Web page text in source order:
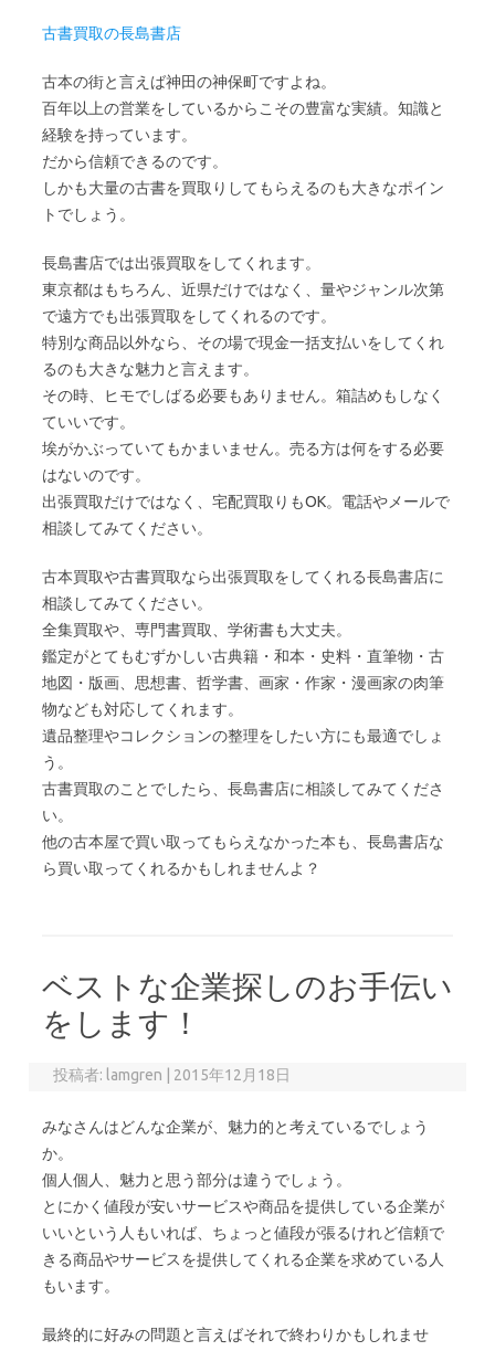
古書買取の長島書店
古本の街と言えば神田の神保町ですよね。
百年以上の営業をしているからこその豊富な実績。知識と
経験を持っています。
だから信頼できるのです。
しかも大量の古書を買取りしてもらえるのも大きなポイン
トでしょう。
長島書店では出張買取をしてくれます。
東京都はもちろん、近県だけではなく、量やジャンル次第
で遠方でも出張買取をしてくれるのです。
特別な商品以外なら、その場で現金一括支払いをしてくれ
るのも大きな魅力と言えます。
その時、ヒモでしばる必要もありません。箱詰めもしなく
ていいです。
埃がかぶっていてもかまいません。売る方は何をする必要
はないのです。
出張買取だけではなく、宅配買取りもOK。電話やメールで
相談してみてください。
古本買取や古書買取なら出張買取をしてくれる長島書店に
相談してみてください。
全集買取や、専門書買取、学術書も大丈夫。
鑑定がとてもむずかしい古典籍・和本・史料・直筆物・古
地図・版画、思想書、哲学書、画家・作家・漫画家の肉筆
物なども対応してくれます。
遺品整理やコレクションの整理をしたい方にも最適でしょ
う。
古書買取のことでしたら、長島書店に相談してみてくださ
い。
他の古本屋で買い取ってもらえなかった本も、長島書店な
ら買い取ってくれるかもしれませんよ？
ベストな企業探しのお手伝い
をします！
投稿者: lamgren 2015年12月18日
みなさんはどんな企業が、魅力的と考えているでしょう
か。
個人個人、魅力と思う部分は違うでしょう。
とにかく値段が安いサービスや商品を提供している企業が
いいという人もいれば、ちょっと値段が張るけれど信頼で
きる商品やサービスを提供してくれる企業を求めている人
もいます。
最終的に好みの問題と言えばそれで終わりかもしれませ